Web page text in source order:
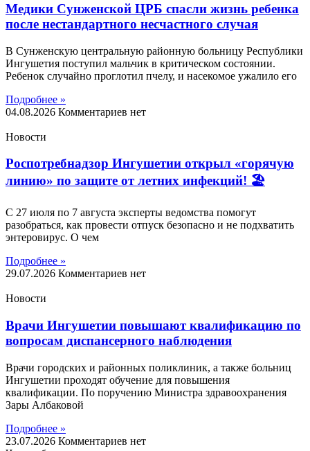
Медики Сунженской ЦРБ спасли жизнь ребенка
после нестандартного несчастного случая
В Сунженскую центральную районную больницу Республики
Ингушетия поступил мальчик в критическом состоянии.
Ребенок случайно проглотил пчелу, и насекомое ужалило его
Подробнее »
04.08.2026 Комментариев нет
Новости
Роспотребнадзор Ингушетии открыл «горячую
линию» по защите от летних инфекций! 🏖
С 27 июля по 7 августа эксперты ведомства помогут
разобраться, как провести отпуск безопасно и не подхватить
энтеровирус. О чем
Подробнее »
29.07.2026 Комментариев нет
Новости
Врачи Ингушетии повышают квалификацию по
вопросам диспансерного наблюдения
Врачи городских и районных поликлиник, а также больниц
Ингушетии проходят обучение для повышения
квалификации. По поручению Министра здравоохранения
Зары Албаковой
Подробнее »
23.07.2026 Комментариев нет